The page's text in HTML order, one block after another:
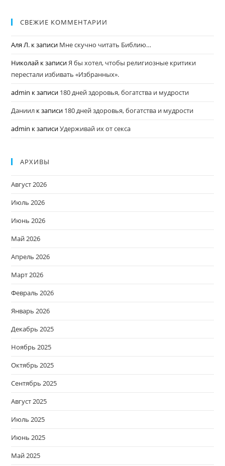
СВЕЖИЕ КОММЕНТАРИИ
Аля Л. к записи Мне скучно читать Библию…
Николай к записиЯ бы хотел, чтобы религиозные критики
перестали избивать «Избранных».
admin к записи 180 дней здоровья, богатства и мудрости
Даниил к записи 180 дней здоровья, богатства и мудрости
admin к записиУдерживай их от секса
АРХИВЫ
Август 2026
Июль 2026
Июнь 2026
Май 2026
Апрель 2026
Март 2026
Февраль 2026
Январь 2026
Декабрь 2025
Ноябрь 2025
Октябрь 2025
Сентябрь 2025
Август 2025
Июль 2025
Июнь 2025
Май 2025